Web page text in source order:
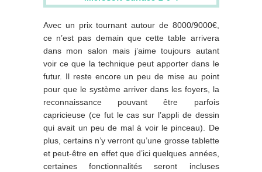
Avec un prix tournant autour de 8000/9000€,
ce n’est pas demain que cette table arrivera
dans mon salon mais j’aime toujours autant
voir ce que la technique peut apporter dans le
futur. Il reste encore un peu de mise au point
pour que le système arriver dans les foyers, la
reconnaissance pouvant être parfois
capricieuse (ce fut le cas sur l’appli de dessin
qui avait un peu de mal à voir le pinceau). De
plus, certains n’y verront qu’une grosse tablette
et peut-être en effet que d’ici quelques années,
certaines fonctionnalités seront incluses